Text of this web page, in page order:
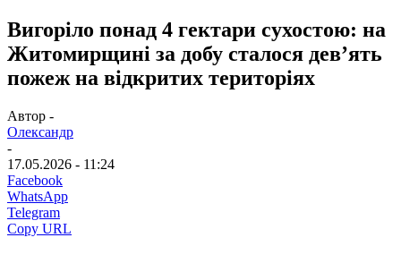
Вигоріло понад 4 гектари сухостою: на
Житомирщині за добу сталося дев’ять
пожеж на відкритих територіях
Автор -
Олександр
-
17.05.2026 - 11:24
Facebook
WhatsApp
Telegram
Copy URL